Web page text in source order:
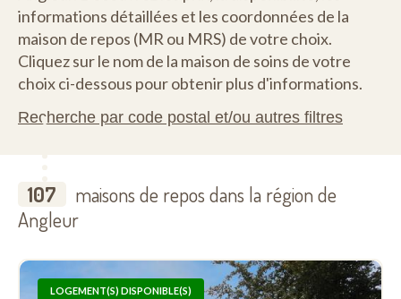
informations détaillées et les coordonnées de la
maison de repos (MR ou MRS) de votre choix.
Cliquez sur le nom de la maison de soins de votre
choix ci-dessous pour obtenir plus d'informations.
Recherche par code postal et/ou autres filtres
107
maisons de repos dans la région de
Angleur
LOGEMENT(S) DISPONIBLE(S)